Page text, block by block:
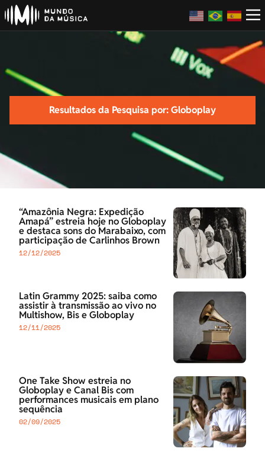
Resultados da Pesquisa por: Globoplay
“Amazônia Negra: Expedição
Amapá” estreia hoje no Globoplay
e destaca sons do Marabaixo, com
participação de Carlinhos Brown
12/12/2025
Latin Grammy 2025: saiba como
assistir à transmissão ao vivo no
Multishow, Bis e Globoplay
12/11/2025
One Take Show estreia no
Globoplay e Canal Bis com
performances musicais em plano
sequência
02/09/2025